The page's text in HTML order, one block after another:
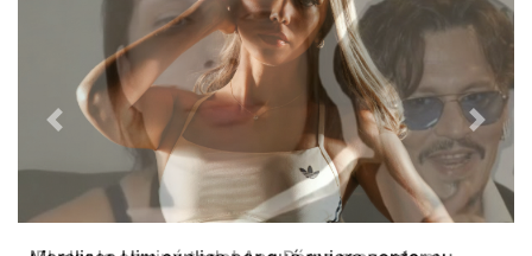
Previous Next